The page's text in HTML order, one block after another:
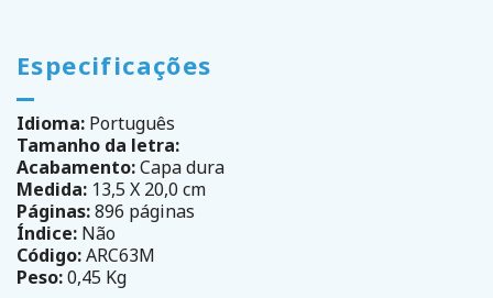
Especificações
Idioma: Português
Tamanho da letra:
Acabamento:Capa dura
Medida: 13,5 X 20,0 cm
Páginas:896 páginas
Índice: Não
Código:ARC63M
Peso:0,45 Kg